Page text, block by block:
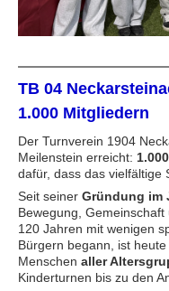
TB 04
1.000 Mitgliedern
Der Turnverein 1904
Meilenstein erreicht:
dafür, dass das vielfältige
Seit seiner Gründung im
Bewegung,
120 Jahren mit wenigen
Bürgern begann, ist
Menschen aller
Kinderturnen bis zu den